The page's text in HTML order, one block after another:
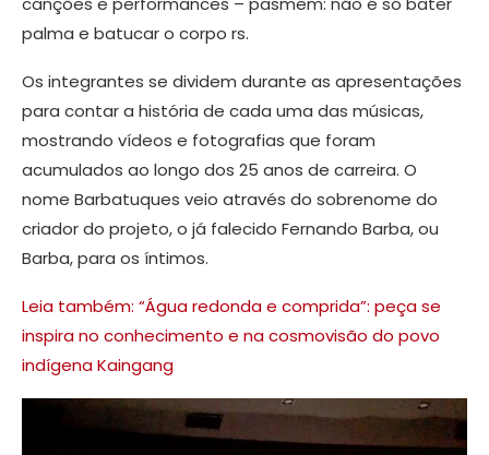
palma e batucar o corpo rs.
Os integrantes se dividem durante as apresentações
para contar a história de cada uma das músicas,
mostrando vídeos e fotografias que foram
acumulados ao longo dos 25 anos de carreira. O
nome Barbatuques veio através do sobrenome do
criador do projeto, o já falecido Fernando Barba, ou
Barba, para os íntimos.
Leia também: “Água redonda e comprida”: peça se
inspira no conhecimento e na cosmovisão do povo
indígena Kaingang